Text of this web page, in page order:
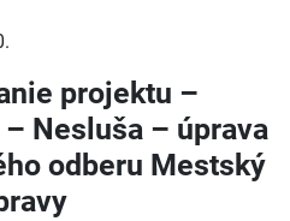
projektu –
Nesluša – úprava
odberu Mestský